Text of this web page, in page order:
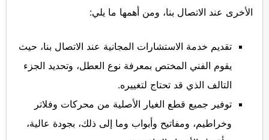
الأخرى عند الاتصال بنا، ومن أهمها ما يلي:
تقديم خدمة الاستشارات المجانية عند الاتصال بنا، حيث
يقوم الفني المختص بمعرفة نوع العطل، وتحديد الجزء
التالف الذي قد تحتاج لتغييره.
توفير جميع قطع الغيار الأصلية من محركات وفلاتر
وخراطيم، ومفاتيح وأبواب وما إلى ذلك، بجودة عالية،